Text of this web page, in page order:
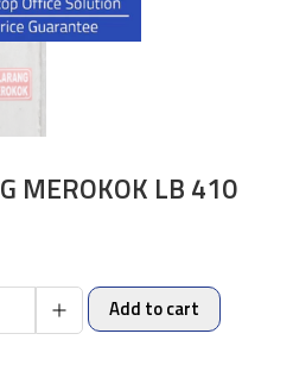
MEROKOK LB 410
Add to cart